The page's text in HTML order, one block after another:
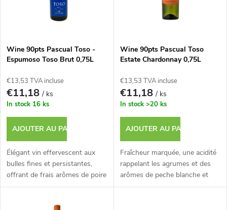
p
r
o
d
u
i
e
d
e
s
p
r
o
Wine 90pts Pascual Toso -
Espumoso Toso Brut 0,75L
€13,53 TVA incluse
€11,18/ ks
In stock 16 ks
AJOUTER AU PANIER
Élégant vin effervescent aux
bulles fines et persistantes,
offrant de frais arômes de poire
et de peche blanche.
Wine 90pts Pascual Toso
Estate Chardonnay 0,75L
€13,53 TVA incluse
€11,18/ ks
In stock >20 ks
AJOUTER AU PANIER
Fraîcheur marquée, une acidité
rappelant les agrumes et des
arômes de peche blanche et
d'ananas.